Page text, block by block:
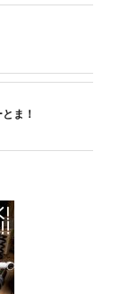
ま！